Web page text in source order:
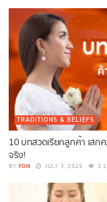
TRADITIONS & BELIEFS
10 บทสวดเรียกลูกค้า เสก
จริง!
BY FON JULY 3, 2025